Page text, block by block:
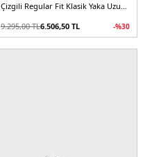
Çizgili Regular Fit Klasik Yaka Uzun Kollu Keten Erkek Gömlek
9.295,00TL6.506,50 TL -%30